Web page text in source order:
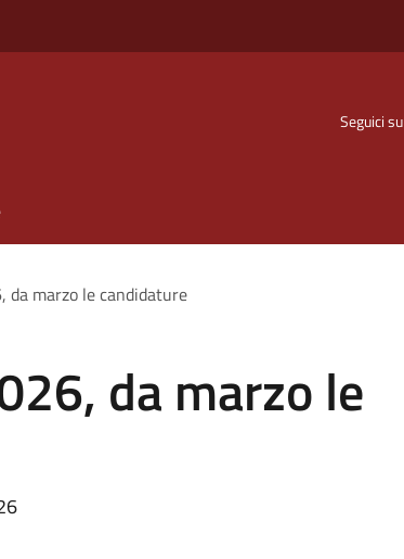
Seguici su
da marzo le candidature
da marzo le